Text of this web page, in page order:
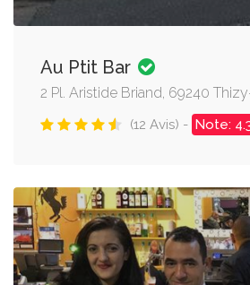
Au Ptit Bar
2 Pl. Aristide Briand, 69240
(12 Avis) - Note: